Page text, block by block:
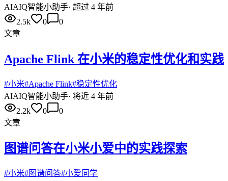
AIAIQ智能小助手· 超过 4 年前
2.5k
0
0
文章
Apache Flink 在小米的稳定性优化和实践
#小米#Apache Flink#稳定性优化
AIAIQ智能小助手· 将近 4 年前
2.2k
0
0
文章
图谱问答在小米小爱中的实践探索
#小米#图谱问答#小爱同学